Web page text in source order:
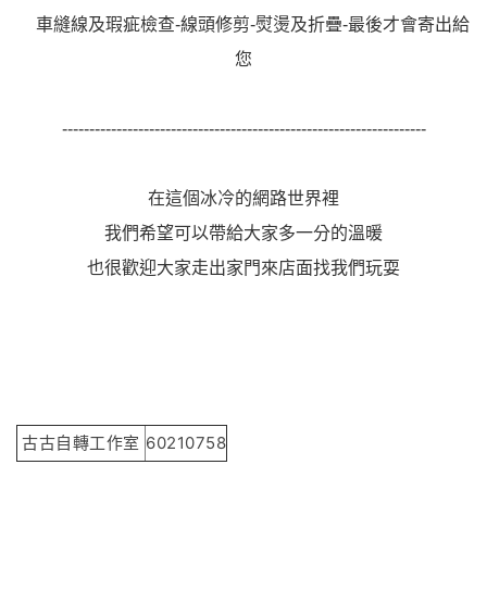
車縫線及瑕疵檢查-線頭修剪-熨燙及折疊-最後才會寄出給
您
-------------------------------------------------------------------
在這個冰冷的網路世界裡
我們希望可以帶給大家多一分的溫暖
也很歡迎大家走出家門來店面找我們玩耍
古古自轉工作室 60210758